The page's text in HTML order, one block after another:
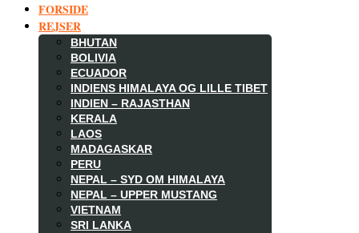
FORSIDE
REJSER
BHUTAN
BOLIVIA
ECUADOR
INDIENS HIMALAYA OG LILLE TIBET
INDIEN – RAJASTHAN
KERALA
LAOS
MADAGASKAR
PERU
NEPAL – SYD OM HIMALAYA
NEPAL – UPPER MUSTANG
VIETNAM
SRI LANKA